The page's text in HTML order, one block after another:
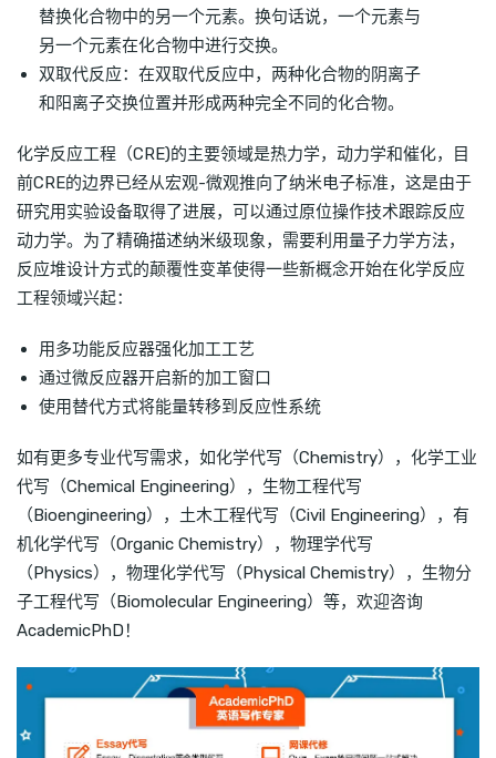
替换化合物中的另一个元素。换句话说，一个元素与
另一个元素在化合物中进行交换。
双取代反应：在双取代反应中，两种化合物的阴离子
和阳离子交换位置并形成两种完全不同的化合物。
化学反应工程（CRE)的主要领域是热力学，动力学和催化，目
前CRE的边界已经从宏观-微观推向了纳米电子标准，这是由于
研究用实验设备取得了进展，可以通过原位操作技术跟踪反应
动力学。为了精确描述纳米级现象，需要利用量子力学方法，
反应堆设计方式的颠覆性变革使得一些新概念开始在化学反应
工程领域兴起：
用多功能反应器强化加工工艺
通过微反应器开启新的加工窗口
使用替代方式将能量转移到反应性系统
如有更多专业代写需求，如化学代写（Chemistry），化学工业
代写（Chemical Engineering），生物工程代写
（Bioengineering），土木工程代写（Civil Engineering），有
机化学代写（Organic Chemistry），物理学代写
（Physics），物理化学代写（Physical Chemistry），生物分
子工程代写（Biomolecular Engineering）等，欢迎咨询
AcademicPhD！